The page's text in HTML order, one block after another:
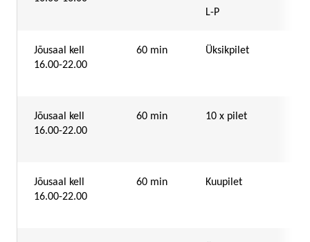
L-P
Jõusaal kell
16.00-22.00
60 min Üksikpilet
Jõusaal kell
16.00-22.00
60 min 10 x pilet
Jõusaal kell
16.00-22.00
60 min Kuupilet